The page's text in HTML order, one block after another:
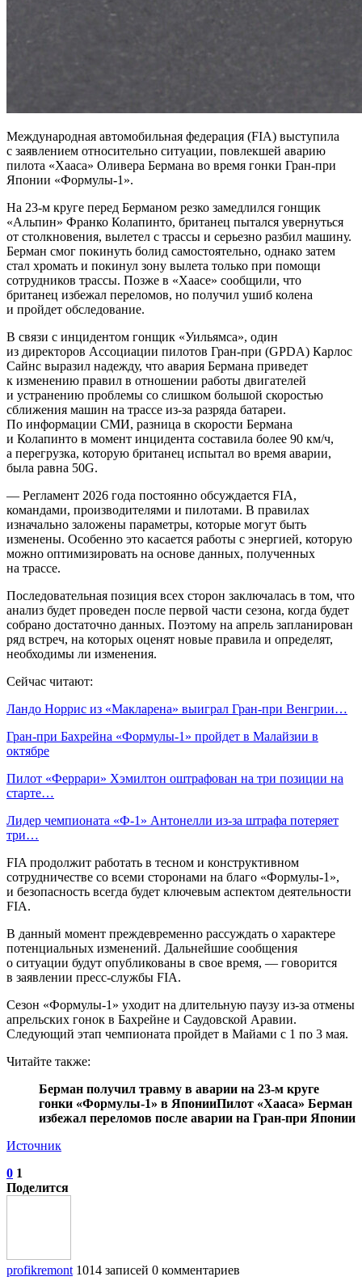
Международная автомобильная федерация (FIA) выступила
с заявлением относительно ситуации, повлекшей аварию
пилота «Хааса» Оливера Бермана во время гонки Гран‑при
Японии «Формулы‑1».
На 23‑м круге перед Берманом резко замедлился гонщик
«Альпин» Франко Колапинто, британец пытался увернуться
от столкновения, вылетел с трассы и серьезно разбил машину.
Берман смог покинуть болид самостоятельно, однако затем
стал хромать и покинул зону вылета только при помощи
сотрудников трассы. Позже в «Хаасе» сообщили, что
британец избежал переломов, но получил ушиб колена
и пройдет обследование.
В связи с инцидентом гонщик «Уильямса», один
из директоров Ассоциации пилотов Гран‑при (GPDA) Карлос
Сайнс выразил надежду, что авария Бермана приведет
к изменению правил в отношении работы двигателей
и устранению проблемы со слишком большой скоростью
сближения машин на трассе из‑за разряда батареи.
По информации СМИ, разница в скорости Бермана
и Колапинто в момент инцидента составила более 90 км/ч,
а перегрузка, которую британец испытал во время аварии,
была равна 50G.
— Регламент 2026 года постоянно обсуждается FIA,
командами, производителями и пилотами. В правилах
изначально заложены параметры, которые могут быть
изменены. Особенно это касается работы с энергией, которую
можно оптимизировать на основе данных, полученных
на трассе.
Последовательная позиция всех сторон заключалась в том, что
анализ будет проведен после первой части сезона, когда будет
собрано достаточно данных. Поэтому на апрель запланирован
ряд встреч, на которых оценят новые правила и определят,
необходимы ли изменения.
Сейчас читают:
Ландо Норрис из «Макларена» выиграл Гран‑при Венгрии…
Гран‑при Бахрейна «Формулы‑1» пройдет в Малайзии в
октябре
Пилот «Феррари» Хэмилтон оштрафован на три позиции на
старте…
Лидер чемпионата «Ф‑1» Антонелли из‑за штрафа потеряет
три…
FIA продолжит работать в тесном и конструктивном
сотрудничестве со всеми сторонами на благо «Формулы‑1»,
и безопасность всегда будет ключевым аспектом деятельности
FIA.
В данный момент преждевременно рассуждать о характере
потенциальных изменений. Дальнейшие сообщения
о ситуации будут опубликованы в свое время, — говорится
в заявлении пресс‑службы FIA.
Сезон «Формулы‑1» уходит на длительную паузу из‑за отмены
апрельских гонок в Бахрейне и Саудовской Аравии.
Следующий этап чемпионата пройдет в Майами с 1 по 3 мая.
Читайте также:
Берман получил травму в аварии на 23‑м круге
гонки «Формулы‑1» в ЯпонииПилот «Хааса» Берман
избежал переломов после аварии на Гран‑при Японии
Источник
0 1
Поделится
profikremont 1014 записей 0 комментариев